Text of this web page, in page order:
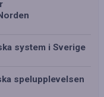
system i Sverige
spelupplevelsen